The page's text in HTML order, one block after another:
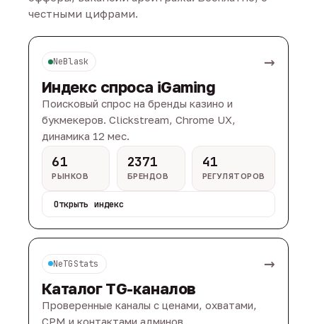
честными цифрами.
NeBlask →
Индекс спроса iGaming
Поисковый спрос на бренды казино и
букмекеров. Clickstream, Chrome UX,
динамика 12 мес.
61
РЫНКОВ
2371
БРЕНДОВ
41
РЕГУЛЯТОРОВ
Открыть индекс
NeTGStats →
Каталог TG-каналов
Проверенные каналы с ценами, охватами,
CPM и контактами админов.